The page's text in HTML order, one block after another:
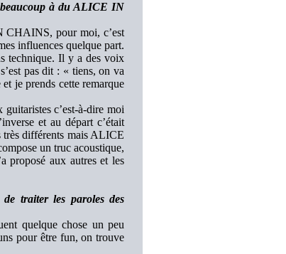
beaucoup à du ALICE IN
CHAINS, pour moi, c’est
influences quelque part.
technique. Il y a des voix
pas dit : « tiens, on va
je prends cette remarque
c’est-à-dire moi
et au départ c’était
très différents mais ALICE
un truc acoustique,
proposé aux autres et les
traiter les paroles des
quelque chose un peu
pour être fun, on trouve